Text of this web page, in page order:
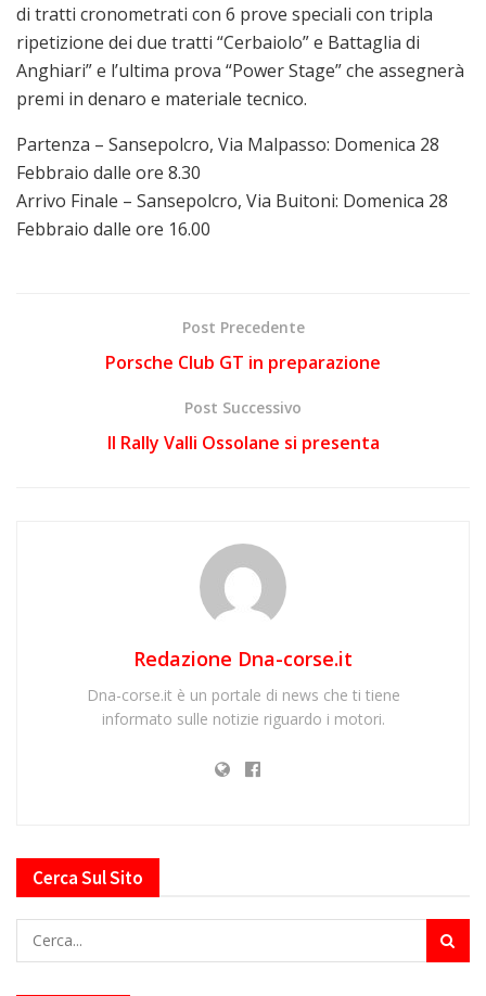
di tratti cronometrati con 6 prove speciali con tripla
ripetizione dei due tratti “Cerbaiolo” e Battaglia di
Anghiari” e l’ultima prova “Power Stage” che assegnerà
premi in denaro e materiale tecnico.
Partenza – Sansepolcro, Via Malpasso: Domenica 28
Febbraio dalle ore 8.30
Arrivo Finale – Sansepolcro, Via Buitoni: Domenica 28
Febbraio dalle ore 16.00
Post Precedente
Porsche Club GT in preparazione
Post Successivo
Il Rally Valli Ossolane si presenta
Redazione Dna-corse.it
Dna-corse.it è un portale di news che ti tiene
informato sulle notizie riguardo i motori.
Cerca Sul Sito